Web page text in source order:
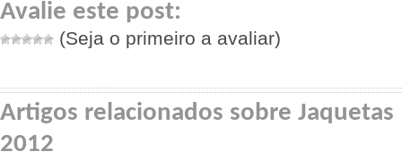
Avalie este post:
(Seja o primeiro a avaliar)
Artigos relacionados sobre Jaquetas
2012